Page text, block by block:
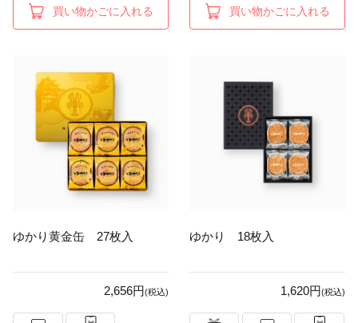
買い物かごに入れる 買い物かごに入れる
ゆかり黄金缶 27枚入
2,656円(税込)
ゆかり 18枚入
1,620円(税込)